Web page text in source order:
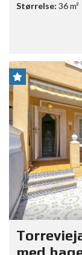
Størrelse: 36 m²